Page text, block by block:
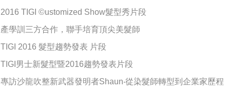
2016 TIGI ©ustomized Show髮型秀片段
產學訓三方合作，聯手培育頂尖美髮師
TIGI 2016 髮型趨勢發表 片段
TIGI男士新髮型暨2016趨勢發表片段
專訪沙龍吹整新武器發明者Shaun‧從染髮師轉型到企業家歷程